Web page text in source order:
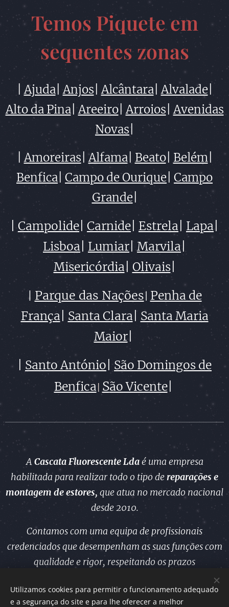
Temos Piquete em
sequentes zonas
|Ajuda|Anjos|Alcântara|Alvalade
Alto da Pina|Areeiro|Arroios |Avenidas
Novas|
|Amoreiras|Alfama| Beato| Belém|
Benfica |Campo de Ourique Campo
Grande
|Campolide Carnide Estrela Lapa|
Lisboa Lumiar| Marvila
Misericórdia| Olivais|
| Parque das Nações| Penha de
França Santa Clara | Santa Maria
Maior|
SantoAntónio |São Domingos de
Benfica São Vicente|
ACascata Fluorescente Ldaé uma empresa
habilitada para realizar todo o tipo dereparações e
montagem de estores, que atua no mercado nacional
desde 2010.
Contamos com uma equipa de profissionais
credenciados que desempenham as suas funções com
qualidade e rigor, respeitando os prazos
Utilizamos cookies para permitir o funcionamento adequado
e a segurança do site e para lhe oferecer a melhor